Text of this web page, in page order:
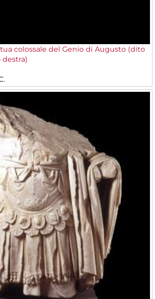
colossale del Genio di Augusto (dito